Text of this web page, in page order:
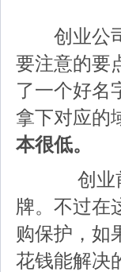
创业公司
要注意的要
了一个好名
拿下对应的
本很低。
创业前
牌。不过在
购保护，如
花钱能解决